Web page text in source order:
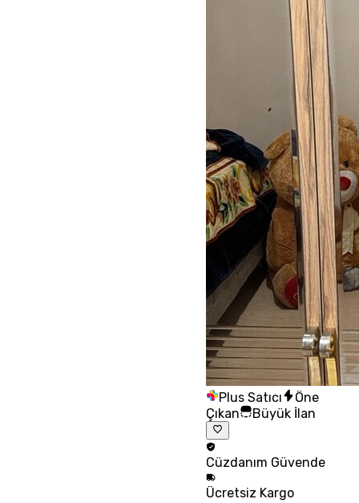
Plus Satıcı
Öne
Çıkan
Büyük İlan
Cüzdanım Güvende
Ücretsiz Kargo